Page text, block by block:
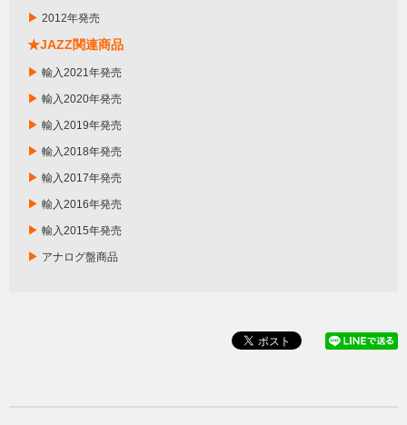
▶ 2012年発売
★JAZZ関連商品
▶ 輸入2021年発売
▶ 輸入2020年発売
▶ 輸入2019年発売
▶ 輸入2018年発売
▶ 輸入2017年発売
▶ 輸入2016年発売
▶ 輸入2015年発売
▶ アナログ盤商品